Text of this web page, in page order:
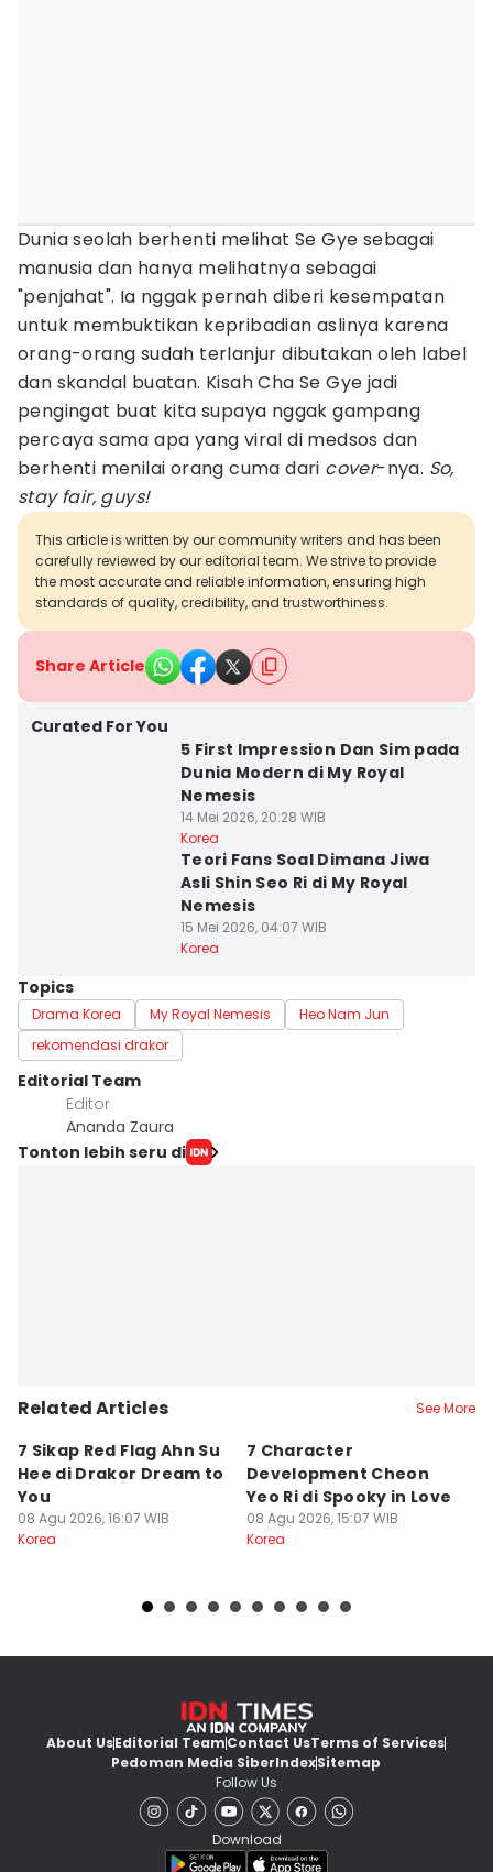
Dunia seolah berhenti melihat Se Gye sebagai
manusia dan hanya melihatnya sebagai
"penjahat". Ia nggak pernah diberi kesempatan
untuk membuktikan kepribadian aslinya karena
orang-orang sudah terlanjur dibutakan oleh label
dan skandal buatan. Kisah Cha Se Gye jadi
pengingat buat kita supaya nggak gampang
percaya sama apa yang viral di medsos dan
berhenti menilai orang cuma dari cover-nya. So,
stay fair, guys!
This article is written by our community writers and has been
carefully reviewed by our editorial team. We strive to provide
the most accurate and reliable information, ensuring high
standards of quality, credibility, and trustworthiness.
Share Article
Curated For You
5 First Impression Dan Sim pada
Dunia Modern di My Royal
Nemesis
14 Mei 2026, 20:28 WIB
Korea
Teori Fans Soal Dimana Jiwa
Asli Shin Seo Ri di My Royal
Nemesis
15 Mei 2026, 04:07 WIB
Korea
Topics
Drama Korea My Royal Nemesis
Heo Nam Jun
rekomendasi drakor
Editorial Team
Editor
Ananda Zaura
Tonton lebih seru di
Related Articles See More
7 Sikap Red Flag Ahn Su
Hee di Drakor Dream to
You
08 Agu 2026, 16:07 WIB
Korea
7 Character
Development Cheon
Yeo Ri di Spooky in Love
08 Agu 2026, 15:07 WIB
Korea
About UsEditorial TeamContact UsTerms of Services
Pedoman Media SiberIndexSitemap
Follow Us
Download